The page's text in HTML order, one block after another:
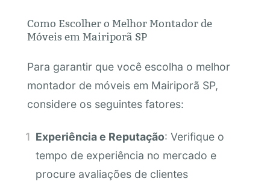
Como Escolher o Melhor Montador de
Móveis em Mairiporã SP
Para garantir que você escolha o melhor
montador de móveis em Mairiporã SP,
considere os seguintes fatores:
Experiência e Reputação: Verifique o
tempo de experiência no mercado e
procure avaliações de clientes